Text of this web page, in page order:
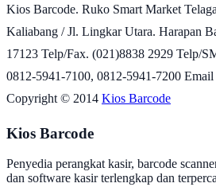
Kios Barcode. Ruko Smart Market
Kaliabang / Jl. Lingkar Utara. Harapan
17123 Telp/Fax. (021)8838 2929 Telp/
0812-5941-7100, 0812-5941-7200
Copyright © 2014 Kios Barcode
Kios Barcode
Penyedia perangkat kasir, barcode
dan software kasir terlengkap dan